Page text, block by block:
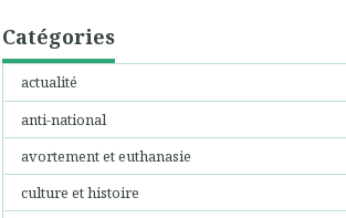
Catégories
actualité
anti-national
avortement et euthanasie
culture et histoire